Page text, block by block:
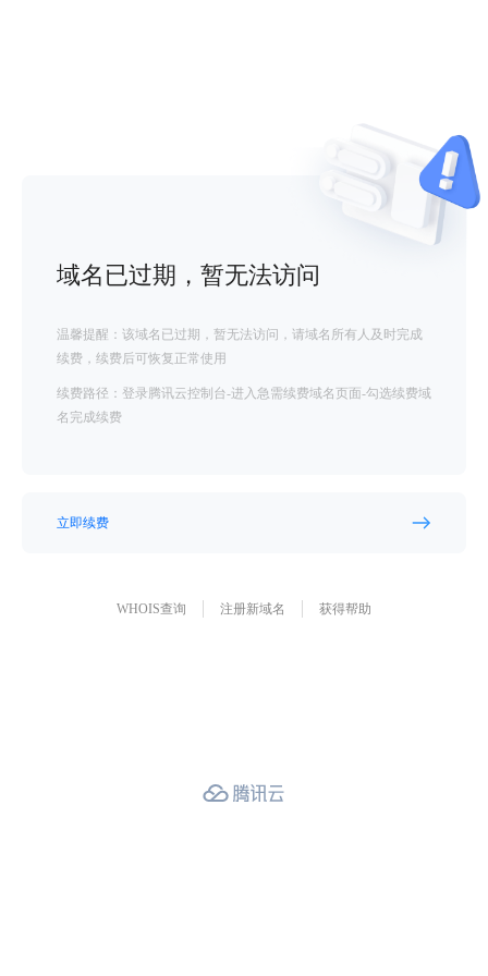
域名已过期，暂无法访问
温馨提醒：该域名已过期，暂无法访问，请域名所有人及时完成
续费，续费后可恢复正常使用
续费路径：登录腾讯云控制台-进入急需续费域名页面-勾选续费域
名完成续费
立即续费
WHOIS查询 注册新域名 获得帮助